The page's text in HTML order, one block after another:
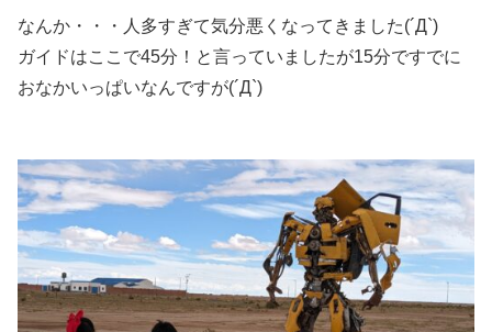
なんか・・・人多すぎて気分悪くなってきました(´Д`)
ガイドはここで45分！と言っていましたが15分ですでに
おなかいっぱいなんですが(´Д`)